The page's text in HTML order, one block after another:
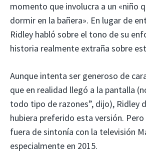
momento que involucra a un «niño
dormir en la bañera». En lugar de
Ridley habló sobre el tono de su
historia realmente extraña sobre
Aunque intenta ser generoso de
que en realidad llegó a la pantalla
todo tipo de razones”, dijo), Ridley
hubiera preferido esta versión.
fuera de sintonía con la televisión
especialmente en 2015.